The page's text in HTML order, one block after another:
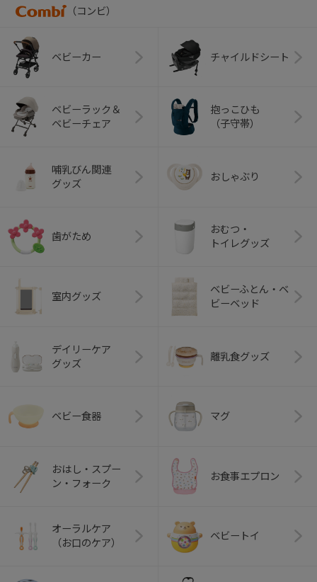
（コンビ）
ベビーカー チャイルドシート
ベビーラック＆
ベビーチェア
抱っこひも
（子守帯）
哺乳びん関連
グッズ
おしゃぶり
歯がため
おむつ・
トイレグッズ
室内グッズ
ベビーふとん・ベ
ビーベッド
デイリーケア
グッズ
離乳食グッズ
ベビー食器 マグ
おはし・スプー
ン・フォーク
お食事エプロン
オーラルケア
（お口のケア）
ベビートイ